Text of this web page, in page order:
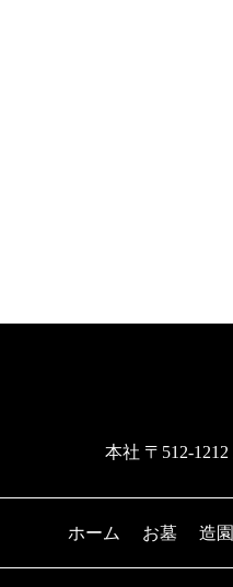
本社 〒512-
ホーム お墓 造